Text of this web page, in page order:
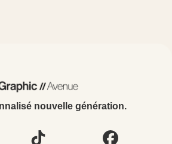
nouvelle génération.